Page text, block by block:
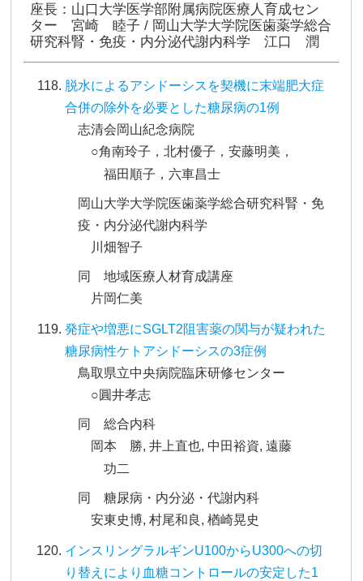
座長：山口大学医学部附属病院医療人育成セン
ター 宮崎 睦子 / 岡山大学大学院医歯薬学総合
研究科腎・免疫・内分泌代謝内科学 江口 潤
脱水によるアシドーシスを契機に末端肥大症
合併の除外を必要とした糖尿病の1例
志清会岡山紀念病院
○角南玲子，北村優子，安藤明美，
福田順子，六車昌士
岡山大学大学院医歯薬学総合研究科腎・免
疫・内分泌代謝内科学
川畑智子
同 地域医療人材育成講座
片岡仁美
発症や増悪にSGLT2阻害薬の関与が疑われた
糖尿病性ケトアシドーシスの3症例
鳥取県立中央病院臨床研修センター
○圓井孝志
同 総合内科
岡本 勝, 井上直也, 中田裕資, 遠藤
功二
同 糖尿病・内分泌・代謝内科
安東史博, 村尾和良, 楢崎晃史
インスリングラルギンU100からU300への切
り替えにより血糖コントロールの安定した1